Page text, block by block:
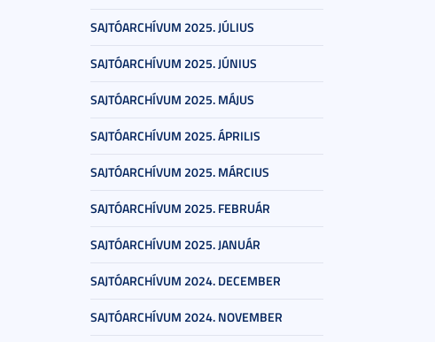
SAJTÓARCHÍVUM 2025. JÚLIUS
SAJTÓARCHÍVUM 2025. JÚNIUS
SAJTÓARCHÍVUM 2025. MÁJUS
SAJTÓARCHÍVUM 2025. ÁPRILIS
SAJTÓARCHÍVUM 2025. MÁRCIUS
SAJTÓARCHÍVUM 2025. FEBRUÁR
SAJTÓARCHÍVUM 2025. JANUÁR
SAJTÓARCHÍVUM 2024. DECEMBER
SAJTÓARCHÍVUM 2024. NOVEMBER